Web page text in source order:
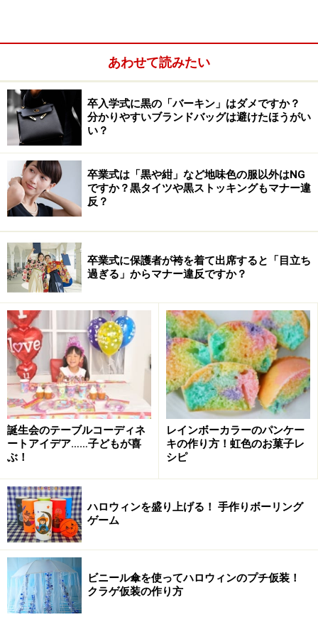
の工作を作ったり、カードを持ち帰るための袋を作りま
す。またお菓子にデコレーションを施したりしてパーテ
ィーを盛り上げます。 欧米のバレンタインデーは愛の告
白の日ではなく、夫婦、親子、友達の間でお互いの絆を
確かめ合う日なのです。
部屋のデコレーション
の飾りを沢山飾ります。今回は壁にはハートの飾りを吊
るし、天井からはハート模様の風船を吊り下げました。
テーブルの上にもハート型の食べ物を並べ、ハートづく
しのコーディネイトにしています。
あわせて読みたい
卒入学式に黒の「バーキン」はダメですか？
分かりやすいブランドバッグは避けたほうがい
い？
卒業式は「黒や紺」など地味色の服以外はNG
ですか？黒タイツや黒ストッキングもマナー違
反？
卒業式に保護者が袴を着て出席すると「目立ち
過ぎる」からマナー違反ですか？
誕生会のテーブルコーディネ
ートアイデア……子どもが喜
ぶ！
レインボーカラーのパンケー
キの作り方！虹色のお菓子レ
シピ
ハロウィンを盛り上げる！ 手作りボーリング
ゲーム
ビニール傘を使ってハロウィンのプチ仮装！
クラゲ仮装の作り方